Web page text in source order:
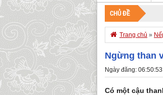
CHỦ ĐỀ
 Trang chủ »
Ngừng than
Ngày đăng:
Có một cậu